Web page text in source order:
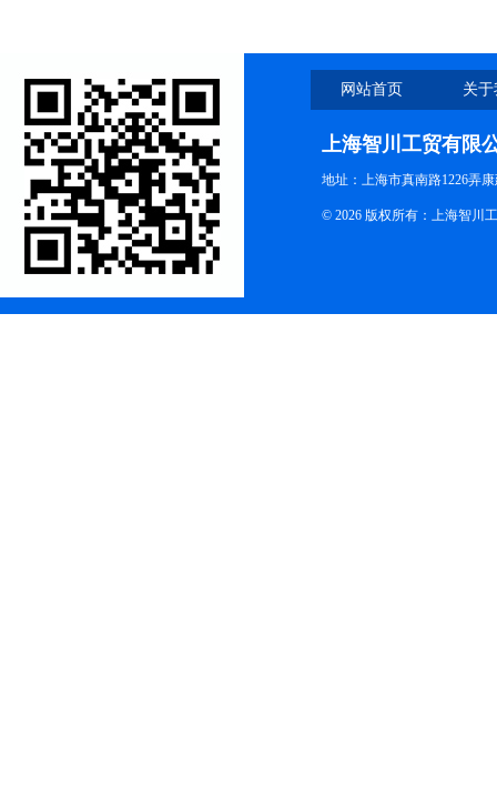
网站首页 关
上海智川工贸有限
地址：上海市真南路1226弄
© 2026 版权所有：上海智川